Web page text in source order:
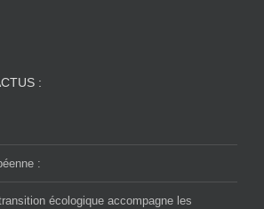
:
:
écologique accompagne les